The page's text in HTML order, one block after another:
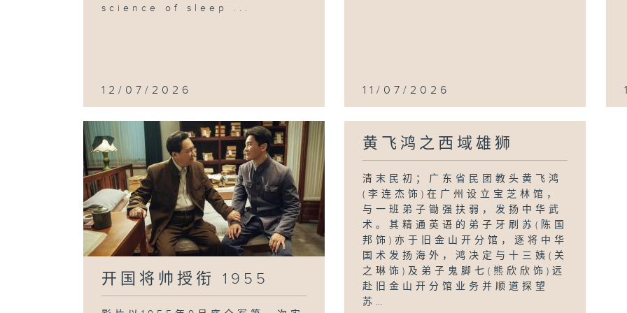
science of sleep ...
12/07/2026 11/07/2026
开国将帅授衔 1955
黄飞鸿之西域雄狮
清末民初；广东省民团教头黄飞鸿
(李连杰饰)在广州设立宝芝林馆，
与一班弟子锄强扶弱，发扬中华武
术。其精通英语的弟子牙刷苏(陈国
邦饰)亦于旧金山开分馆，逐将中华
国术发扬海外，鸿决定与十三姨(关
之琳饰)及弟子鬼脚七(熊欣欣饰)远
赴旧金山开分馆业务并顺道探望
苏…